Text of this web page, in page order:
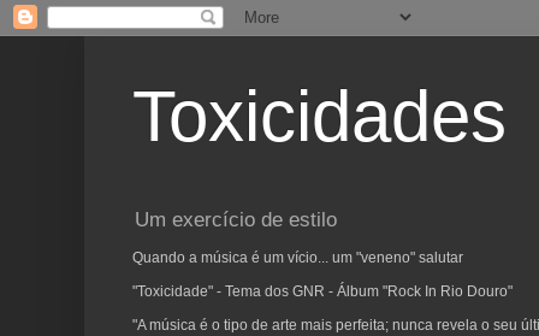
Toxicidades
Um exercício de estilo
Quando a música é um vício... um "veneno" salutar
"Toxicidade" - Tema dos GNR - Álbum "Rock In Rio Douro"
"A música é o tipo de arte mais perfeita; nunca revela o seu